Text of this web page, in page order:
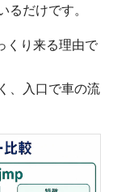
だけです。
くり来る理由で
、入口で車の流